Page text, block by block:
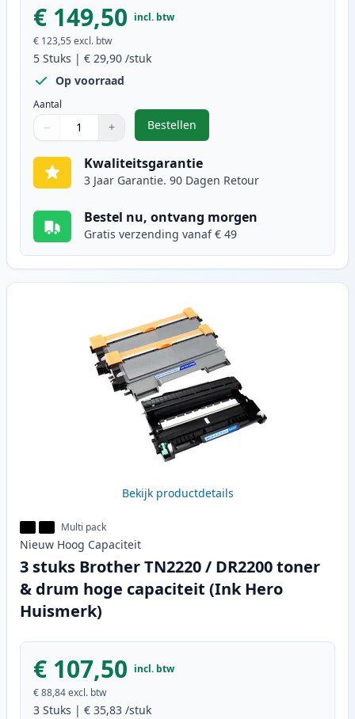
€ 149,50 incl. btw
€ 123,55 excl. btw
5 Stuks | € 29,90 /stuk
Op voorraad
Aantal
Gebruik de knoppen om aan te passen
− +
1
Bestellen
,5 stuks Brother TN2220
Kwaliteitsgarantie
3 Jaar Garantie. 90 Dagen Retour
Bestel nu, ontvang morgen
Gratis verzending vanaf € 49
Bekijk productdetails
Multi pack
Nieuw Hoog Capaciteit
3 stuks Brother TN2220 / DR2200 toner
& drum hoge capaciteit (Ink Hero
Huismerk)
€ 107,50 incl. btw
€ 88,84excl. btw
3 Stuks | € 35,83 /stuk